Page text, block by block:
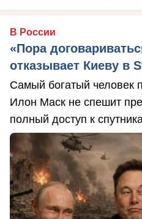
В России
«Пора
отказывает Киеву в
Самый богатый человек
Илон Маск не спешит
полный доступ к